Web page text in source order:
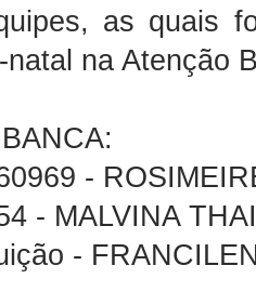
as quais
na Atenção
-
- MALVINA
-